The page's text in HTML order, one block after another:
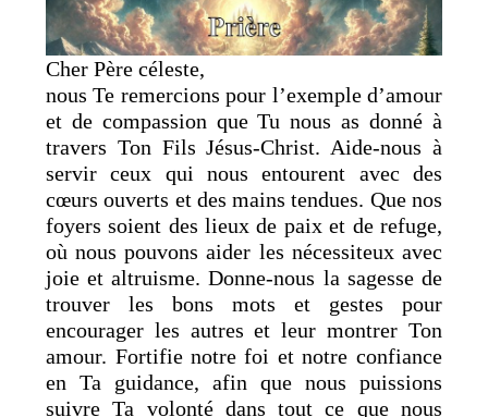
Cher Père céleste,
nous Te remercions pour l’exemple d’amour
et de compassion que Tu nous as donné à
travers Ton Fils Jésus-Christ. Aide-nous à
servir ceux qui nous entourent avec des
cœurs ouverts et des mains tendues. Que nos
foyers soient des lieux de paix et de refuge,
où nous pouvons aider les nécessiteux avec
joie et altruisme. Donne-nous la sagesse de
trouver les bons mots et gestes pour
encourager les autres et leur montrer Ton
amour. Fortifie notre foi et notre confiance
en Ta guidance, afin que nous puissions
suivre Ta volonté dans tout ce que nous